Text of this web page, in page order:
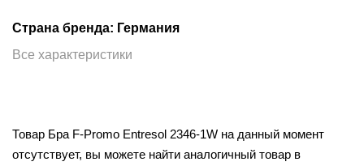
Страна бренда: Германия
Все характеристики
Товар Бра F-Promo Entresol 2346-1W на данный момент
отсутствует, вы можете найти аналогичный товар в